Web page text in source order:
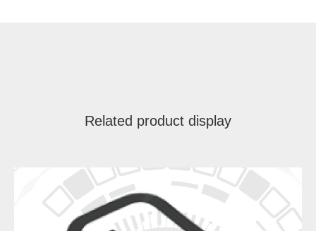
Related product display